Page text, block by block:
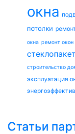
окна
потолки
окна ремонт окон
строительство
эксплуатация
Статьи